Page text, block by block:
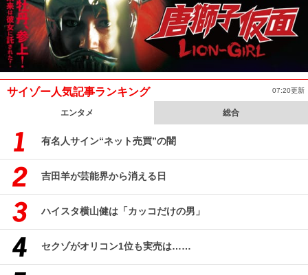
サイゾー人気記事ランキング 07:20更新
エンタメ 総合
有名人サイン“ネット売買”の闇
吉田羊が芸能界から消える日
ハイスタ横山健は「カッコだけの男」
セクゾがオリコン1位も実売は……